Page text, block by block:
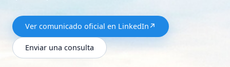
Ver comunicado oficial en LinkedIn ↗
Enviar una consulta